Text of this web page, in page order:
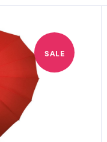
SALE